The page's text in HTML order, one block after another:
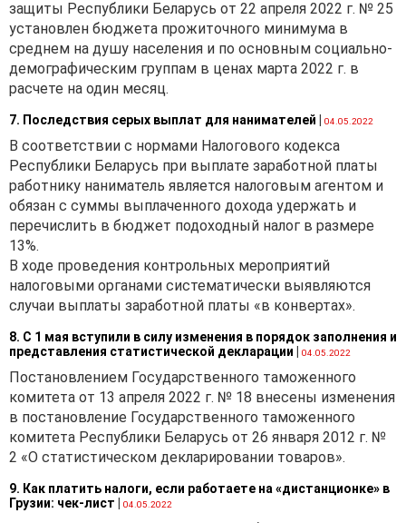
защиты Республики Беларусь от 22 апреля 2022 г. № 25
установлен бюджета прожиточного минимума в
среднем на душу населения и по основным социально-
демографическим группам в ценах марта 2022 г. в
расчете на один месяц.
7. Последствия серых выплат для нанимателей 04.05.2022
В соответствии с нормами Налогового кодекса
Республики Беларусь при выплате заработной платы
работнику наниматель является налоговым агентом и
обязан с суммы выплаченного дохода удержать и
перечислить в бюджет подоходный налог в размере
13%.
В ходе проведения контрольных мероприятий
налоговыми органами систематически выявляются
случаи выплаты заработной платы «в конвертах».
8. С 1 мая вступили в силу изменения в порядок заполнения и
представления статистической декларации
04.05.2022
Постановлением Государственного таможенного
комитета от 13 апреля 2022 г. № 18 внесены изменения
в постановление Государственного таможенного
комитета Республики Беларусь от 26 января 2012 г. №
2 «О статистическом декларировании товаров».
9. Как платить налоги, если работаете на «дистанционке» в
Грузии: чек-лист
04.05.2022